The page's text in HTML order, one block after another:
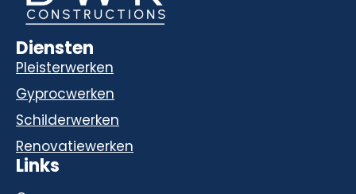
Diensten
Pleisterwerken
Gyprocwerken
Schilderwerken
Renovatiewerken
Links